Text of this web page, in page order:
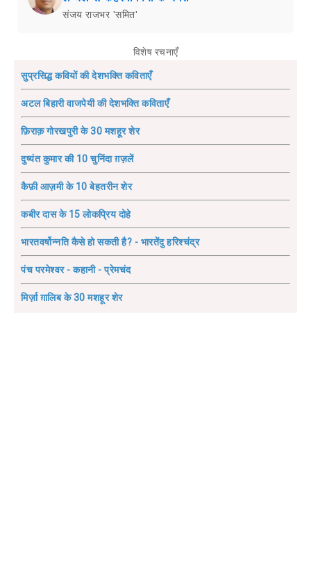
संजय राजभर 'समित'
विशेष रचनाएँ
सुप्रसिद्ध कवियों की देशभक्ति कविताएँ
अटल बिहारी वाजपेयी की देशभक्ति कविताएँ
फ़िराक़ गोरखपुरी के 30 मशहूर शेर
दुष्यंत कुमार की 10 चुनिंदा ग़ज़लें
कैफ़ी आज़मी के 10 बेहतरीन शेर
कबीर दास के 15 लोकप्रिय दोहे
भारतवर्षोन्नति कैसे हो सकती है? - भारतेंदु हरिश्चंद्र
पंच परमेश्वर - कहानी - प्रेमचंद
मिर्ज़ा ग़ालिब के 30 मशहूर शेर